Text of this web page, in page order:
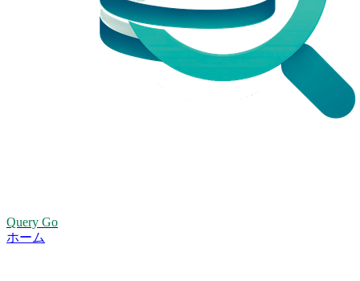
Query Go
ホーム